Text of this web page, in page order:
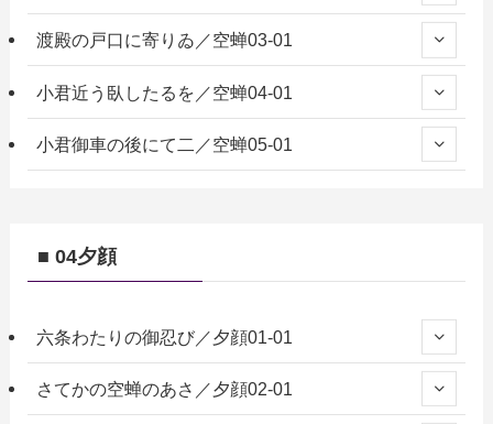
渡殿の戸口に寄りゐ／空蝉03-01
小君近う臥したるを／空蝉04-01
小君御車の後にて二／空蝉05-01
■ 04夕顔
六条わたりの御忍び／夕顔01-01
さてかの空蝉のあさ／夕顔02-01